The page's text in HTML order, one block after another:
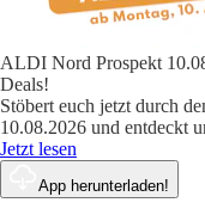
ALDI Nord Prospekt
Deals!
Stöbert euch jetzt durch
10.08.2026 und entdeckt
Jetzt lesen
App herunterladen!